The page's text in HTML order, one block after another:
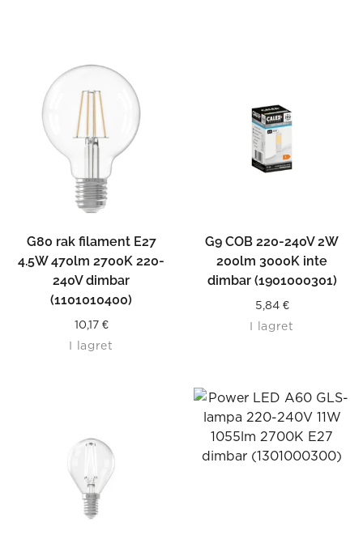
G80 rak filament E27
4.5W 470lm 2700K 220-
240V dimbar
(1101010400)
10,17 €
I lagret
G9 COB 220-240V 2W
200lm 3000K inte
dimbar (1901000301)
5,84 €
I lagret